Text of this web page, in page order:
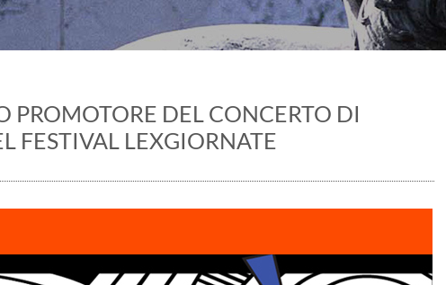
PROMOTORE DEL CONCERTO DI
FESTIVAL LEXGIORNATE